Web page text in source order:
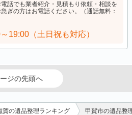
話でも業者紹介・見積もり依頼・相談を
ぎの方はお電話ください。（通話無料：
19:00（土日祝も対応）
ジの先頭へ
賀の遺品整理ランキング 甲賀市の遺品整